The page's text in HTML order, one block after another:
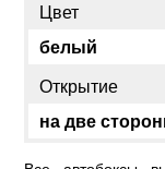
Цвет
белый
Открытие
на две